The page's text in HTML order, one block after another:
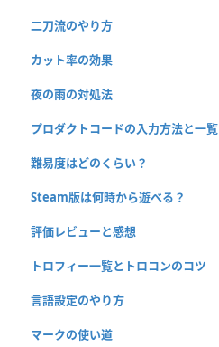
二刀流のやり方
カット率の効果
夜の雨の対処法
プロダクトコードの入力方法と一覧
難易度はどのくらい？
Steam版は何時から遊べる？
評価レビューと感想
トロフィー一覧とトロコンのコツ
言語設定のやり方
マークの使い道